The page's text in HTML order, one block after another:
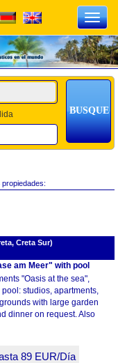
Creta Sur)
am Meer" with pool
"Oasis at the sea",
studios, apartments,
with large garden
dinner on request. Also
89 EUR/Día